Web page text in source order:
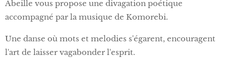
Abeille vous propose une divagation poétique
accompagné par la musique de Komorebi.
Une danse où mots et melodies s'égarent, encouragent
l'art de laisser vagabonder l'esprit.